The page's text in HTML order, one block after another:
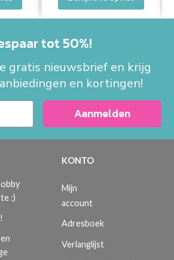
tot 50%!
gratis nieuwsbrief en krijg
en kortingen!
Aanmelden
:)
KONTO
Mijn
account
Adresboek
Verlanglijst